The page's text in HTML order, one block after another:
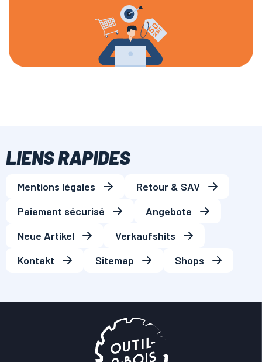
LIENS RAPIDES
Mentions légales
Retour & SAV
Paiement sécurisé
Angebote
Neue Artikel
Verkaufshits
Kontakt
Sitemap Shops